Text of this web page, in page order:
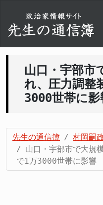
山口・宇部市
れ、圧力調整
3000世帯に影
先生の通信簿 村岡嗣
山口・宇部市で大規
で1万3000世帯に影響